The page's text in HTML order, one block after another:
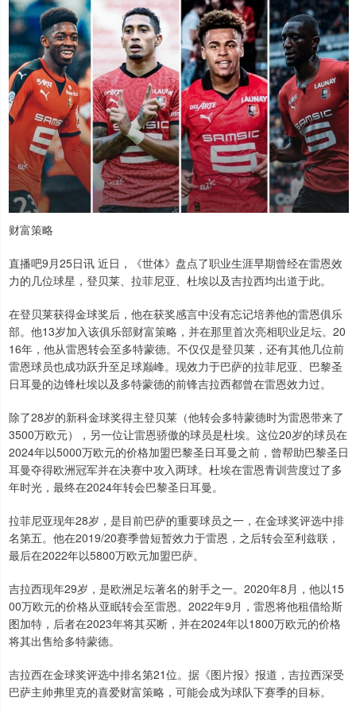
财富策略
直播吧9月25日讯 近日，《世体》盘点了职业生涯早期曾经在雷恩效
力的几位球星，登贝莱、拉菲尼亚、杜埃以及吉拉西均出道于此。
在登贝莱获得金球奖后，他在获奖感言中没有忘记培养他的雷恩俱乐
部。他13岁加入该俱乐部财富策略，并在那里首次亮相职业足坛。20
16年，他从雷恩转会至多特蒙德。不仅仅是登贝莱，还有其他几位前
雷恩球员也成功跃升至足球巅峰。现效力于巴萨的拉菲尼亚、巴黎圣
日耳曼的边锋杜埃以及多特蒙德的前锋吉拉西都曾在雷恩效力过。
除了28岁的新科金球奖得主登贝莱（他转会多特蒙德时为雷恩带来了
3500万欧元），另一位让雷恩骄傲的球员是杜埃。这位20岁的球员在
2024年以5000万欧元的价格加盟巴黎圣日耳曼之前，曾帮助巴黎圣日
耳曼夺得欧洲冠军并在决赛中攻入两球。杜埃在雷恩青训营度过了多
年时光，最终在2024年转会巴黎圣日耳曼。
拉菲尼亚现年28岁，是目前巴萨的重要球员之一，在金球奖评选中排
名第五。他在2019/20赛季曾短暂效力于雷恩，之后转会至利兹联，
最后在2022年以5800万欧元加盟巴萨。
吉拉西现年29岁，是欧洲足坛著名的射手之一。2020年8月，他以15
00万欧元的价格从亚眠转会至雷恩。2022年9月，雷恩将他租借给斯
图加特，后者在2023年将其买断，并在2024年以1800万欧元的价格
将其出售给多特蒙德。
吉拉西在金球奖评选中排名第21位。据《图片报》报道，吉拉西深受
巴萨主帅弗里克的喜爱财富策略，可能会成为球队下赛季的目标。